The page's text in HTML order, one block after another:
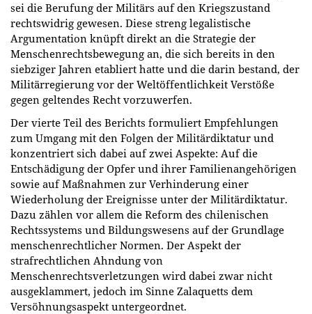
sei die Berufung der Militärs auf den Kriegszustand
rechtswidrig gewesen. Diese streng legalistische
Argumentation knüpft direkt an die Strategie der
Menschenrechtsbewegung an, die sich bereits in den
siebziger Jahren etabliert hatte und die darin bestand, der
Militärregierung vor der Weltöffentlichkeit Verstöße
gegen geltendes Recht vorzuwerfen.
Der vierte Teil des Berichts formuliert Empfehlungen
zum Umgang mit den Folgen der Militärdiktatur und
konzentriert sich dabei auf zwei Aspekte: Auf die
Entschädigung der Opfer und ihrer Familienangehörigen
sowie auf Maßnahmen zur Verhinderung einer
Wiederholung der Ereignisse unter der Militärdiktatur.
Dazu zählen vor allem die Reform des chilenischen
Rechtssystems und Bildungswesens auf der Grundlage
menschenrechtlicher Normen. Der Aspekt der
strafrechtlichen Ahndung von
Menschenrechtsverletzungen wird dabei zwar nicht
ausgeklammert, jedoch im Sinne Zalaquetts dem
Versöhnungsaspekt untergeordnet.